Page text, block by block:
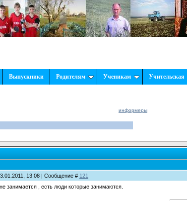
Выпускники Родителям Ученикам Учительская
информеры
13:08 | Сообщение # 121
не занимается , есть люди которые занимаются.